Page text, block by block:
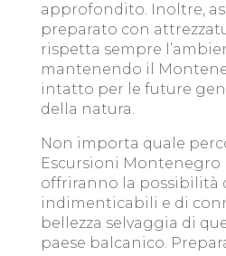
approfondito. Inoltre,
preparato con
rispetta sempre
mantenendo il
intatto per le future
della natura.
Non importa quale
Escursioni Montenegro
offriranno la possibilità
indimenticabili e di
bellezza selvaggia di
paese balcanico.